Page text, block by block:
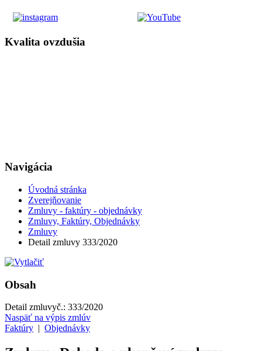
Kvalita ovzdušia
Navigácia
Úvodná stránka
Zverejňovanie
Zmluvy - faktúry - objednávky
Zmluvy, Faktúry, Objednávky
Zmluvy
Detail zmluvy 333/2020
Obsah
Detail zmluvyč.: 333/2020
Naspäť na výpis zmlúv
Faktúry | Objednávky